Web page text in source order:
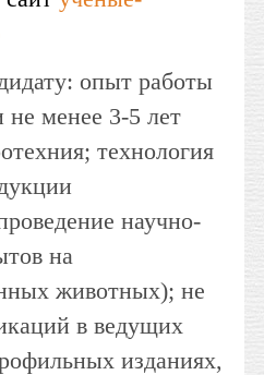
опыт работы
не менее 3-5 лет
технология
научно-
на
животных); не
в ведущих
изданиях,